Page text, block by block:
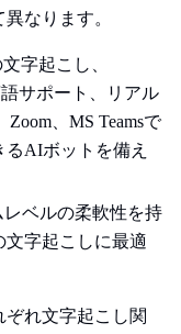
なります。
字起こし、
サポート、リアル
、MS Teamsで
AIボットを備え
レベルの柔軟性を持
字起こしに最適
れ文字起こし関